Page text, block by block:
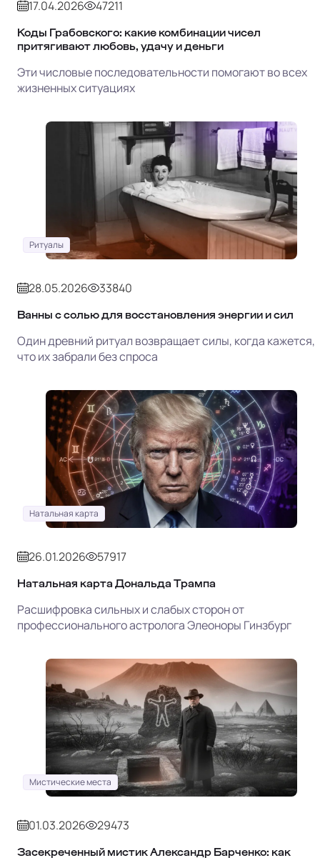
17.04.2026 47211
Коды Грабовского: какие комбинации чисел
притягивают любовь, удачу и деньги
Эти числовые последовательности помогают во всех
жизненных ситуациях
Ритуалы
28.05.2026 33840
Ванны с солью для восстановления энергии и сил
Один древний ритуал возвращает силы, когда кажется,
что их забрали без спроса
Натальная карта
26.01.2026 57917
Натальная карта Дональда Трампа
Расшифровка сильных и слабых сторон от
профессионального астролога Элеоноры Гинзбург
Мистические места
01.03.2026 29473
Засекреченный мистик Александр Барченко: как